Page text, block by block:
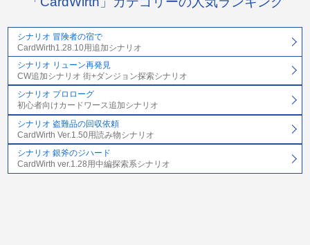
シナリオ 冒険者の宿で
CardWirth1.28.10用追加シナリオ
シナリオ リューン再発見
CW追加シナリオ 街+ダンジョン探索シナリオ
シナリオ プロローグ
初心者向けカードワース追加シナリオ
シナリオ 盗難品の回収依頼
CardWirth Ver.1.50用読み物シナリオ
シナリオ 銀斧のジハード
CardWirth ver.1.28用中編探索系シナリオ